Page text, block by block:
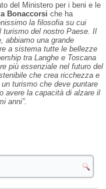
del Ministero per i beni e le
Bonaccorsi che ha
la filosofia su cui
turismo del nostro Paese. Il
abbiamo una grande
a sistema tutte le bellezze
tra Langhe e Toscana
più essenziale nel futuro del
che crea ricchezza e
turismo che deve puntare
avere la capacità di alzare il
anni”.